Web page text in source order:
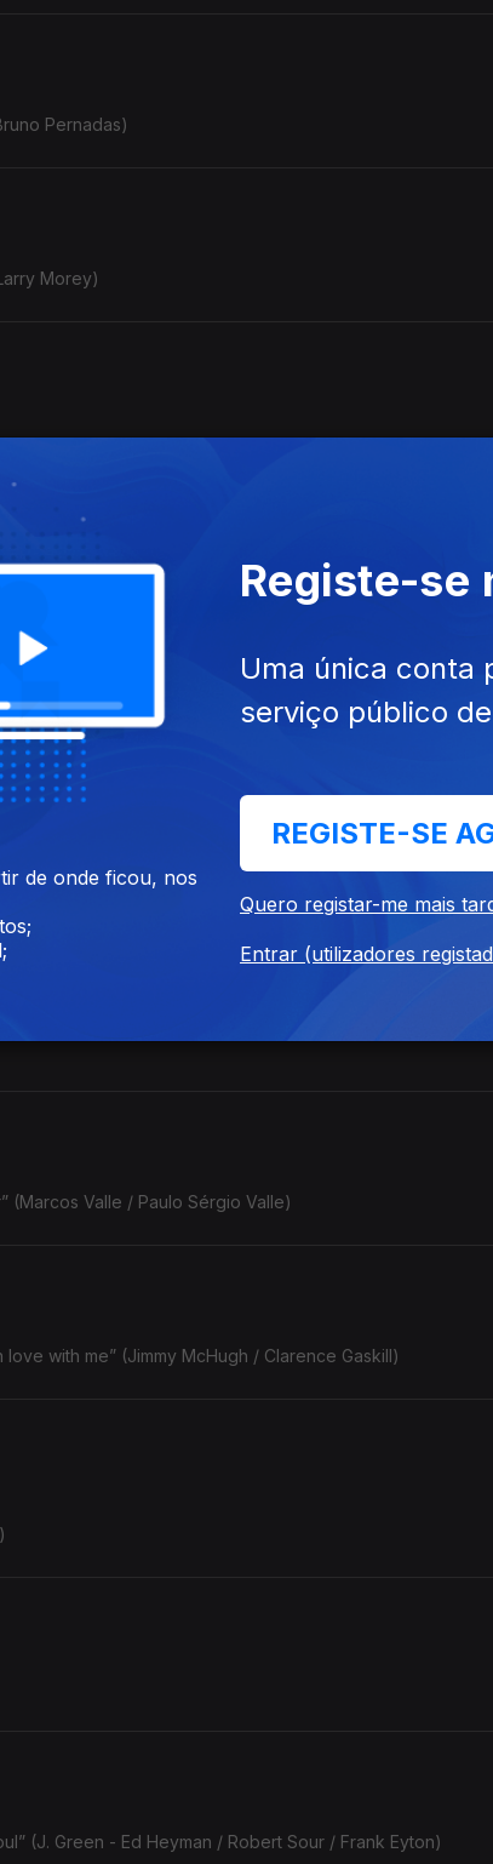
Pernadas)
Morey)
(Marcos Valle / Paulo Sérgio Valle)
with me” (Jimmy McHugh / Clarence Gaskill)
(J. Green - Ed Heyman / Robert Sour / Frank Eyton)
de onde ficou, nos
Registe-se
Uma única conta
serviço público
REGISTE-SE
Quero registar-me mais
Entrar (utilizadores